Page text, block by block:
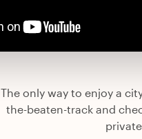
The only way to enjoy a
the-beaten-track and